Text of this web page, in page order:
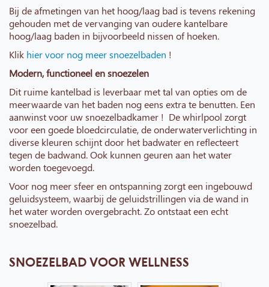
Bij de afmetingen van het hoog/laag bad is tevens rekening
gehouden met de vervanging van oudere kantelbare
hoog/laag baden in bijvoorbeeld nissen of hoeken.
Klik hier voor nog meer snoezelbaden !
Modern, functioneel en snoezelen
Dit ruime kantelbad is leverbaar met tal van opties om de
meerwaarde van het baden nog eens extra te benutten. Een
aanwinst voor uw snoezelbadkamer ! De whirlpool zorgt
voor een goede bloedcirculatie, de onderwaterverlichting in
diverse kleuren schijnt door het badwater en reflecteert
tegen de badwand. Ook kunnen geuren aan het water
worden toegevoegd.
Voor nog meer sfeer en ontspanning zorgt een ingebouwd
geluidsysteem, waarbij de geluidstrillingen via de wand in
het water worden overgebracht. Zo ontstaat een echt
snoezelbad.
SNOEZELBAD VOOR WELLNESS